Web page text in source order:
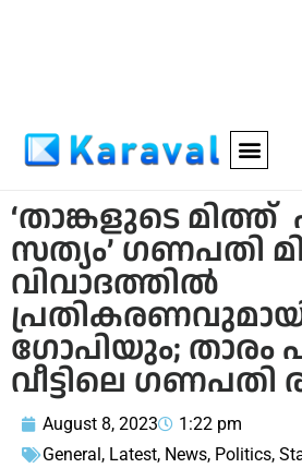
‘താങ്കളുടെ
സത്യം’ ഗണപതി
വിവാദത്തിൽ
ഗോപിയും; താരം
വീട്ടിലെ
August 8, 2023
1:22 pm
General, Latest, News, Politics,